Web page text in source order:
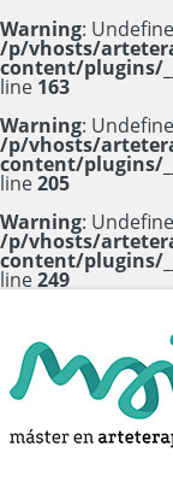
Warning:
/p/vhosts/
content/plugins/
line 163
Warning:
/p/vhosts/
content/plugins/
line205
Warning:
/p/vhosts/
content/plugins/
line249